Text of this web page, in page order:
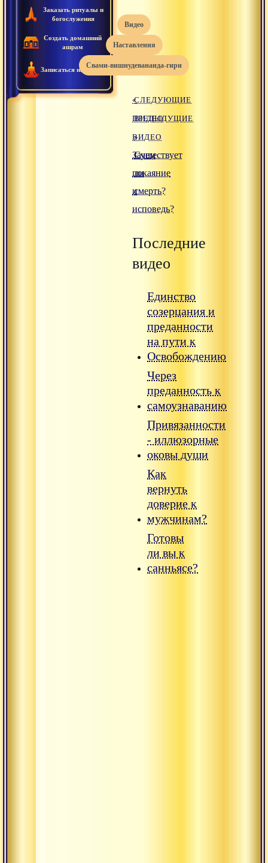
Заказать ритуалы и
богослужения
Создать домашний
ашрам
Записаться на ритрит
видео
наставления
свами-вишнудевананда-гири
«
ПРЕДЫДУЩИЕ
ВИДЕО
Зачем
покаяние
и
исповедь?
СЛЕДУЮЩИЕ
ВИДЕО
»
Существует
ли
смерть?
Последние
видео
Единство
созерцания и
преданности
на пути к
Освобождению
Через
преданность к
самоузнаванию
Привязанности
- иллюзорные
оковы души
Как
вернуть
доверие к
мужчинам?
Готовы
ли вы к
санньясе?